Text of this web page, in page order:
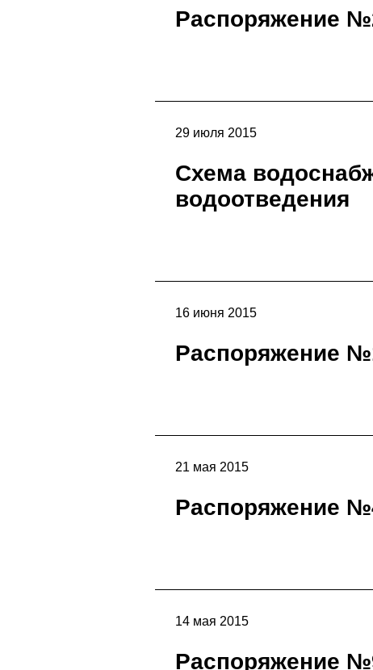
Распоряжение
29 июля 2015
Схема
водоотведения
16 июня 2015
Распоряжение
21 мая 2015
Распоряжение
14 мая 2015
Распоряжение